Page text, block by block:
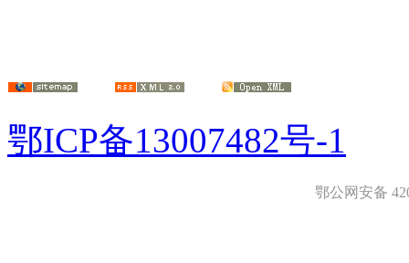
鄂ICP备13007482号-1
鄂公网安备